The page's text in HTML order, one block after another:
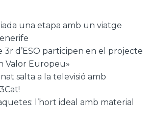
una etapa amb un viatge
3r d’ESO participen en el projecte
Valor Europeu»
salta a la televisió amb
l’hort ideal amb material